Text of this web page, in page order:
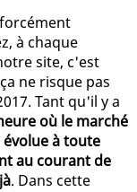
à chaque
site, c'est
ne risque pas
Tant qu'il y a
où le marché
à toute
au courant de
. Dans cette